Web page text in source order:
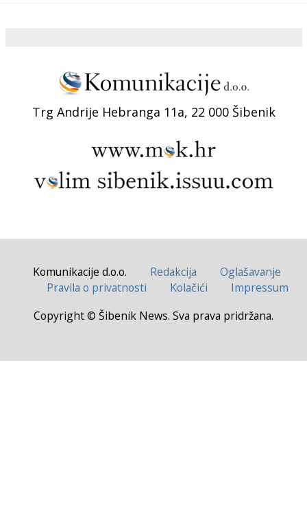
Trg Andrije Hebranga 11a, 22 000 Šibenik
Komunikacije d.o.o. Redakcija
Oglašavanje
Pravila o privatnosti
Kolačići
Impressum
Copyright © Šibenik News. Sva prava pridržana.